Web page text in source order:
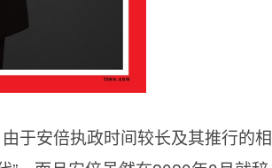
于安倍执政时间较长及其推行的相